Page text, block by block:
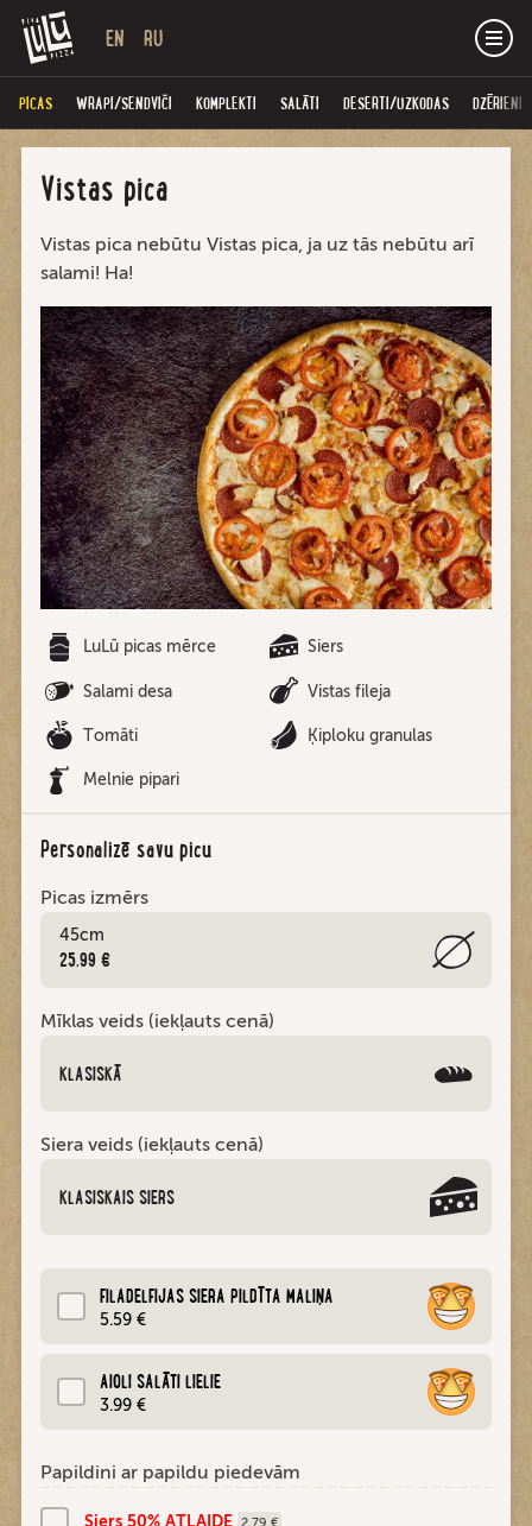
EN RU
PICAS WRAPI/SENDVIČI KOMPLEKTI SALĀTI DESERTI/UZKODAS DZĒRIENI
Vistas pica
Vistas pica nebūtu Vistas pica, ja uz tās nebūtu arī
salami! Ha!
LuLū picas mērce Siers
Salami desa Vistas fileja
Tomāti Ķiploku granulas
Melnie pipari
Personalizē savu picu
Picas izmērs
45cm
25.99 €
Mīklas veids (iekļauts cenā)
KLASISKĀ
Siera veids (iekļauts cenā)
KLASISKAIS SIERS
FILADELFIJAS SIERA PILDĪTA MALIŅA
5.59 €
AIOLI SALĀTI LIELIE
3.99 €
Papildini ar papildu piedevām
Siers 50% ATLAIDE 2.79 €